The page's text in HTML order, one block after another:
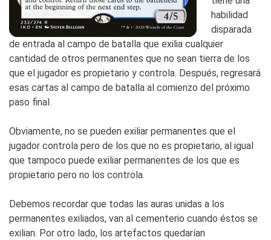
habilidad
disparada
de entrada al campo de batalla que exilia cualquier
cantidad de otros permanentes que no sean tierra de los
que el jugador es propietario y controla. Después, regresará
esas cartas al campo de batalla al comienzo del próximo
paso final.
Obviamente, no se pueden exiliar permanentes que el
jugador controla pero de los que no es propietario, al igual
que tampoco puede exiliar permanentes de los que es
propietario pero no los controla.
Debemos recordar que todas las auras unidas a los
permanentes exiliados, van al cementerio cuando éstos se
exilian. Por otro lado, los artefactos quedarían